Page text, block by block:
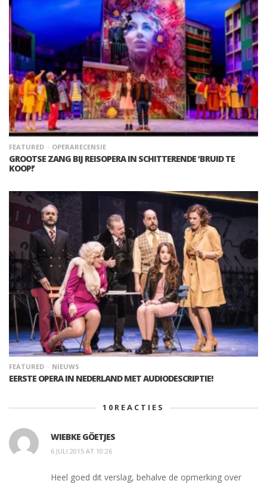
FEATURED OPERARECENSIE
GROOTSE ZANG BIJ REISOPERA IN SCHITTERENDE ‘BRUID TE
KOOP!’
FEATURED NIEUWS
EERSTE OPERA IN NEDERLAND MET AUDIODESCRIPTIE!
10 REACTIES
WIEBKE GÖETJES
6 JULI 2015 AT 10:26
Heel goed dit verslag, behalve de opmerking over